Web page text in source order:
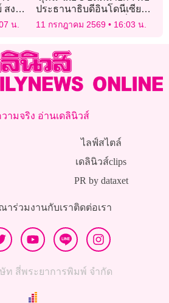
งสัย
กตัด
น.
ประธานาธิบดีอินโดนีเซีย
ไม่มีนัยการเมือง แค่เยี่ยม
เพื่อนเก่า
11 กรกฎาคม 2569 16:03 น.
ามจริง อ่านเดลินิวส์
ไลฟ์สไตล์
เดลินิวส์clips
PR by dataxet
าร่วมงานกับเราติดต่อเรา
ท สี่พระยาการพิมพ์ จำกัด